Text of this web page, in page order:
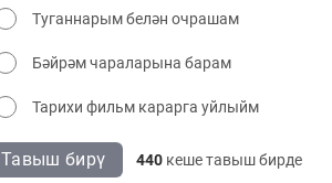
Туганнарым белән очрашам
Бәйрәм чараларына барам
Тарихи фильм карарга уйлыйм
Тавыш бирү 440 кеше тавыш бирде